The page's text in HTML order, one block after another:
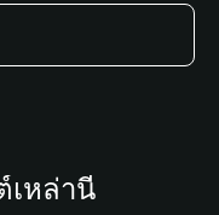
หล่านี้